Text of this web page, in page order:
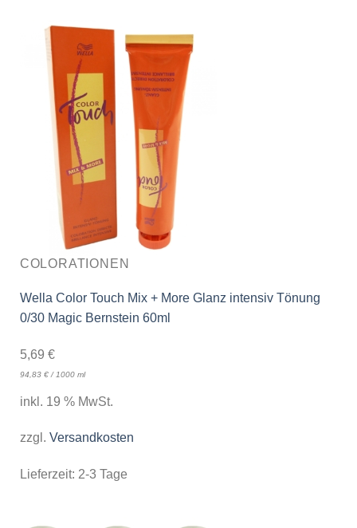
COLORATIONEN
Wella Color Touch Mix + More Glanz intensiv Tönung
0/30 Magic Bernstein 60ml
5,69 €
94,83 €/ 1000 ml
inkl. 19 % MwSt.
zzgl. Versandkosten
Lieferzeit: 2-3 Tage